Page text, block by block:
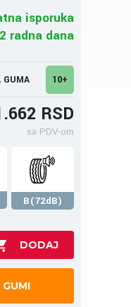
isporuka
radna dana
GUMA 10+
RSD
sa PDV-om
B(72dB)
GUMI